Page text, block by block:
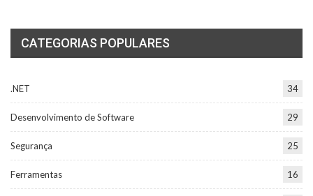
CATEGORIAS POPULARES
.NET 34
Desenvolvimento de Software 29
Segurança 25
Ferramentas 16